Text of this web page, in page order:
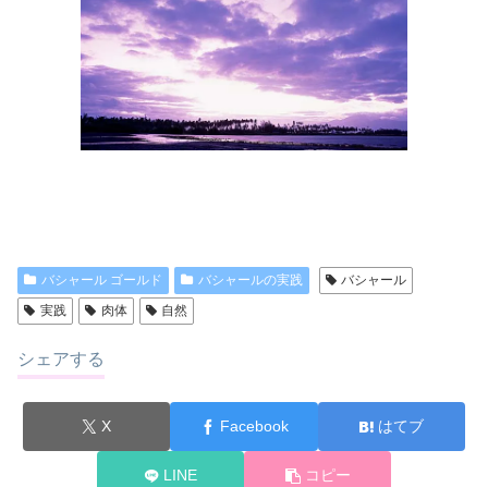
バシャール ゴールド バシャールの実践
バシャール
実践
肉体 自然
シェアする
X Facebook はてブ
LINE コピー